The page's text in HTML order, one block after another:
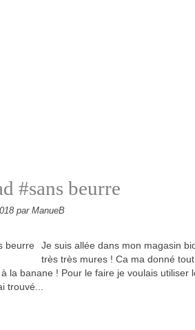
#sans beurre
par ManueB
Je suis allée dans mon magasin
très très mures ! Ca ma donné
la banane ! Pour le faire je voulais utiliser
trouvé...